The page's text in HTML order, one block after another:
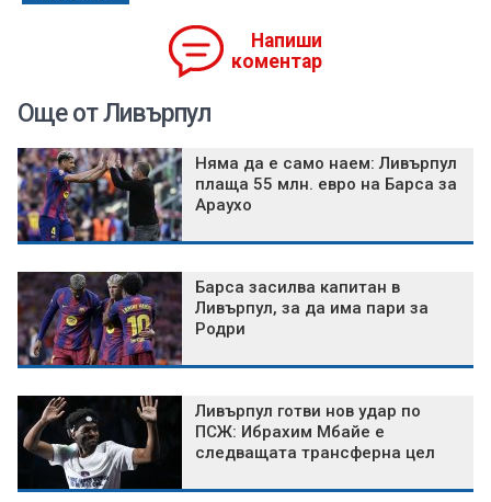
Напиши
коментар
Още от Ливърпул
Няма да е само наем: Ливърпул
плаща 55 млн. евро на Барса за
Араухо
Барса засилва капитан в
Ливърпул, за да има пари за
Родри
Ливърпул готви нов удар по
ПСЖ: Ибрахим Мбайе е
следващата трансферна цел